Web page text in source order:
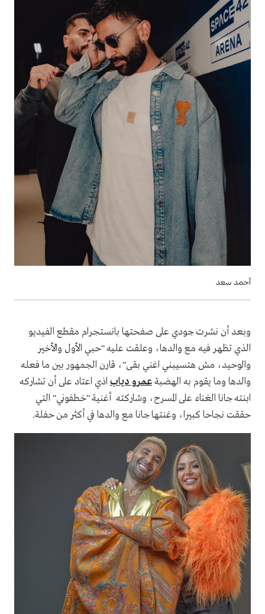
أحمد سعد
وبعد أن نشرت جودي على صفحتها بانستجرام مقطع الفيديو
الذي تظهر فيه مع والدها، وعلقت عليه "حبي الأول والأخير
والوحيد، مش هتسيبني اغني بقى"، قارن الجمهور بين ما فعله
والدها وما يقوم به الهضبةعمرو دياب اذي اعتاد على أن تشاركه
ابنته جانا الغناء على المسرح، وشاركته أغنية "خطفوني" التي
حققت نجاحا كبيرا، وغنتها جانا مع والدها في أكثر من حفلة.